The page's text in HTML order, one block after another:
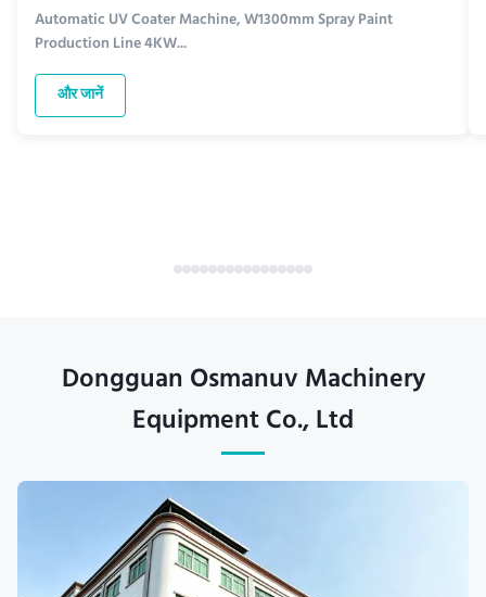
Automatic UV Coater Machine, W1300mm Spray Paint
Production Line 4KW...
और जानें
Dongguan Osmanuv Machinery
Equipment Co., Ltd